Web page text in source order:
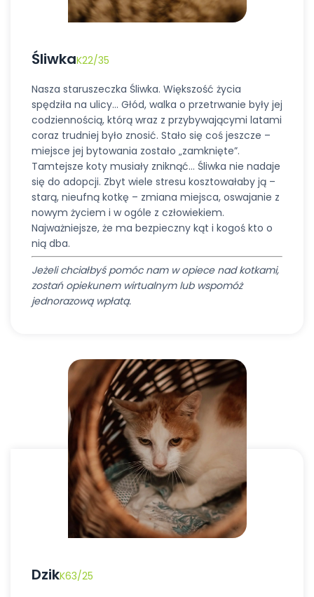
ŚliwkaK22/35
Nasza staruszeczka Śliwka. Większość życia
spędziła na ulicy… Głód, walka o przetrwanie były jej
codziennością, którą wraz z przybywającymi latami
coraz trudniej było znosić. Stało się coś jeszcze –
miejsce jej bytowania zostało „zamknięte”.
Tamtejsze koty musiały zniknąć… Śliwka nie nadaje
się do adopcji. Zbyt wiele stresu kosztowałaby ją –
starą, nieufną kotkę – zmiana miejsca, oswajanie z
nowym życiem i w ogóle z człowiekiem.
Najważniejsze, że ma bezpieczny kąt i kogoś kto o
nią dba.
Jeżeli chciałbyś pomóc nam w opiece nad kotkami,
zostań opiekunem wirtualnym lub wspomóż
jednorazową wpłatą.
DzikK63/25